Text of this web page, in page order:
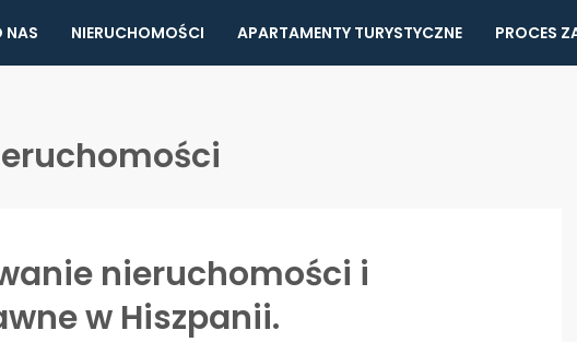
NAS NIERUCHOMOŚCI APARTAMENTY TURYSTYCZNE PROCES
nieruchomości i
w Hiszpanii.